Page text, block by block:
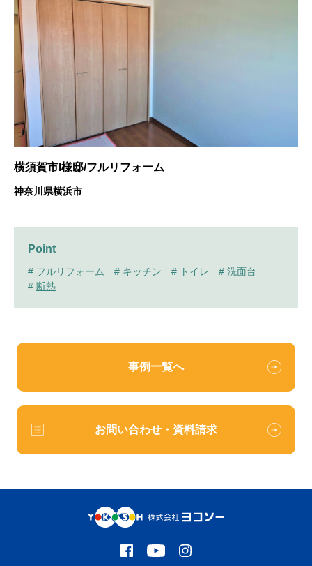
横須賀市I様邸/フルリフォーム
神奈川県横浜市
Point
# フルリフォーム # キッチン # トイレ # 洗面台
# 断熱
事例一覧へ
お問い合わせ・資料請求